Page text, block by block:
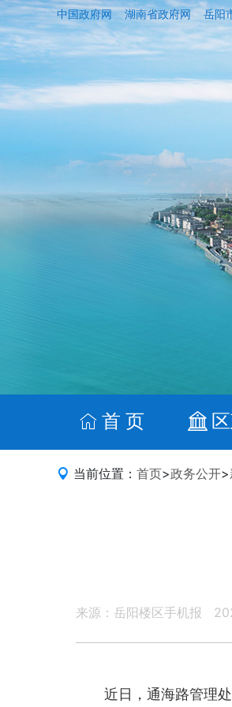
中国政府网 湖南省政府网 岳阳
首 页
当前位置： 首页>政务公开>
来源：岳阳楼区手机报
近日，通海路管理处